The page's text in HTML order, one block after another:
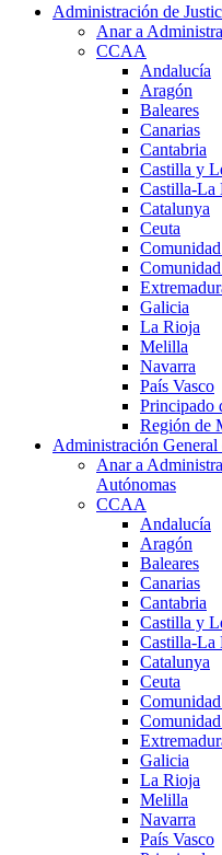
Administración de
Anar a
CCAA
Andalucía
Aragón
Baleares
Canarias
Cantabria
Castilla y
Castilla-La
Catalunya
Ceuta
Galicia
La Rioja
Melilla
Navarra
País Vasco
Principado
Región de
Administración General
Anar a
Autónomas
CCAA
Andalucía
Aragón
Baleares
Canarias
Cantabria
Castilla y
Castilla-La
Catalunya
Ceuta
Galicia
La Rioja
Melilla
Navarra
País Vasco